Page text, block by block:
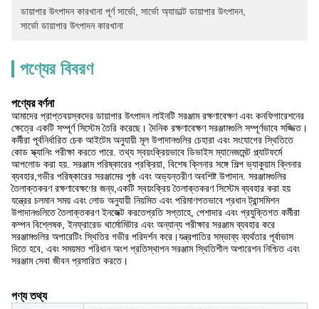
ডায়াপার উৎপাদন কারখানা পূর্ণ সার্ভো সার্ভো অ্যাডাল্ট ডায়াপার উৎপাদন,
সার্ভো ডায়াপার উৎপাদন কারখানা
পণ্যের বিবরণ
পণ্যের বর্ণনা
আমাদের প্রাপ্তবয়স্কদের ডায়াপার উৎপাদন লাইনটি সরঞ্জাম রক্ষণাবেক্ষণ এবং কনফিগারেশনের
ক্ষেত্রে একটি সম্পূর্ণ সিস্টেম তৈরি করেছে। দৈনিক রক্ষণাবেক্ষণ সরঞ্জামগুলি সম্পূর্ণভাবে সজ্জিত।
কর্মীরা পূর্বনির্ধারিত চেক আইটেম অনুযায়ী মূল উপাদানগুলির চেহারা এবং সংযোগের স্থিতিতে
কোড স্ক্যানিং পরীক্ষা করতে পারে. তথ্য স্বয়ংক্রিয়ভাবে ডিভাইস ম্যানেজমেন্ট প্ল্যাটফর্মে
আপলোড করা হয়. সরঞ্জাম পরিষ্কারের প্রক্রিয়া, বিশেষ ক্লিনার সঙ্গে শিল্প ভ্যাকুয়াম ক্লিনার
ব্যবহার,গভীর পরিষ্কারের সরঞ্জামের পৃষ্ঠ এবং অভ্যন্তরীণ অবশিষ্ট উপাদান. সরঞ্জামগুলির
তৈলাক্তকরণ রক্ষণাবেক্ষণের জন্য,একটি স্বয়ংক্রিয় তৈলাক্তকরণ সিস্টেম ব্যবহার করা হয়
যন্ত্রের চলমান সময় এবং লোড অনুযায়ী নিয়মিত এবং পরিমাণগতভাবে প্রধান ট্রান্সমিশন
উপাদানগুলিতে তৈলাক্তকরণ ইনজেক্ট করতেপ্রতি সপ্তাহে, পেশাদার এবং প্রযুক্তিগত কর্মীরা
কম্পন বিশ্লেষক, ইনফ্রারেড থার্মোমিটার এবং অন্যান্য পরীক্ষার সরঞ্জাম ব্যবহার করে
সরঞ্জামগুলির অপারেটিং স্থিতির গভীর পরিদর্শন করে।যন্ত্রপাতির সম্ভাব্য ব্যর্থতার পূর্বাভাস
দিতে হবে, এবং সময়মত পরিধান অংশ প্রতিস্থাপন সরঞ্জাম স্থিতিশীল অপারেশন নিশ্চিত এবং
সরঞ্জাম সেবা জীবন প্রসারিত করতে।
পণ্য তথ্য